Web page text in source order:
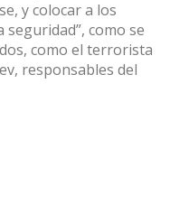
y colocar a los
como se
como el terrorista
responsables del